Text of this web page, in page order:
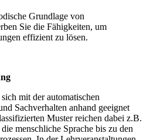
Grundlage von
Sie die Fähigkeiten, um
effizient zu lösen.
mit der automatischen
Sachverhalten anhand geeignet
Muster reichen dabei z.B.
menschliche Sprache bis zu den